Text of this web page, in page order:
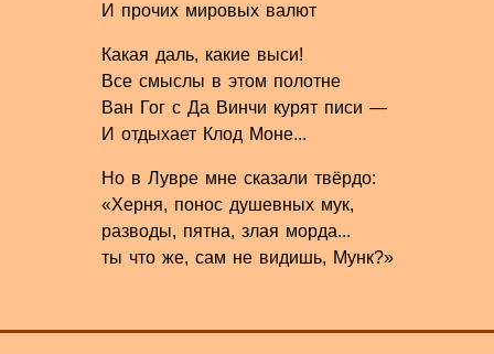
И прочих мировых валют
Какая даль, какие выси!
Все смыслы в этом полотне
Ван Гог с Да Винчи курят писи —
И отдыхает Клод Моне...
Но в Лувре мне сказали твёрдо:
«Херня, понос душевных мук,
разводы, пятна, злая морда...
ты что же, сам не видишь, Мунк?»